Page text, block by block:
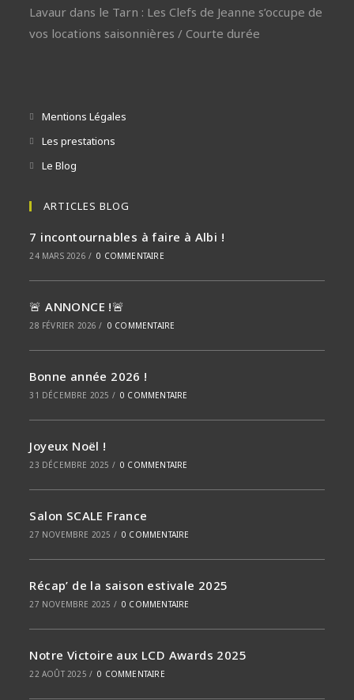
Lavaur dans le Tarn : Les Clefs de Jeanne s’occupe de
vos locations saisonnières / Courte durée
Mentions Légales
Les prestations
Le Blog
ARTICLES BLOG
7 incontournables à faire à Albi !
24 MARS 2026 / 0 COMMENTAIRE
🚨 ANNONCE !🚨
28 FÉVRIER 2026 / 0 COMMENTAIRE
Bonne année 2026 !
31 DÉCEMBRE 2025 / 0 COMMENTAIRE
Joyeux Noël !
23 DÉCEMBRE 2025 / 0 COMMENTAIRE
Salon SCALE France
27 NOVEMBRE 2025 / 0 COMMENTAIRE
Récap’ de la saison estivale 2025
27 NOVEMBRE 2025 / 0 COMMENTAIRE
Notre Victoire aux LCD Awards 2025
22 AOÛT 2025 / 0 COMMENTAIRE